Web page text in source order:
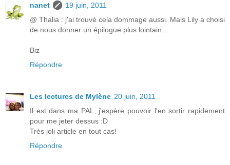
nanet
19 juin, 2011
@ Thalia : j'ai trouvé cela dommage aussi. Mais Lily a choisi
de nous donner un épilogue plus lointain...
Biz
Répondre
Les lectures de Mylène 20 juin, 2011
Il est dans ma PAL, j'espère pouvoir l'en sortir rapidement
pour me jeter dessus :D
Très joli article en tout cas!
Répondre